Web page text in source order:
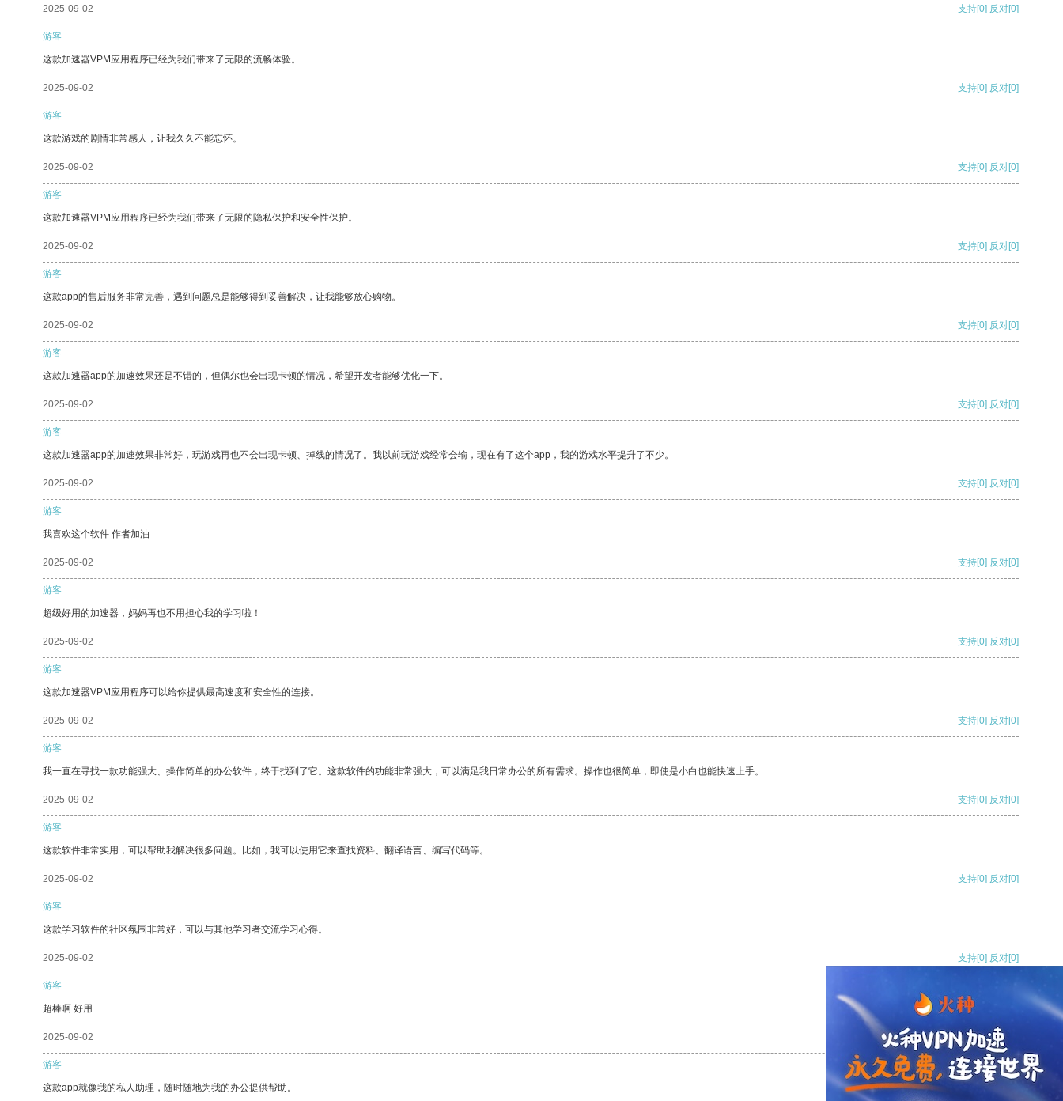
2025-09-02 支持[0] 反对[0]
游客
这款加速器VPM应用程序已经为我们带来了无限的流畅体验。
2025-09-02 支持[0] 反对[0]
游客
这款游戏的剧情非常感人，让我久久不能忘怀。
2025-09-02 支持[0] 反对[0]
游客
这款加速器VPM应用程序已经为我们带来了无限的隐私保护和安全性保护。
2025-09-02 支持[0] 反对[0]
游客
这款app的售后服务非常完善，遇到问题总是能够得到妥善解决，让我能够放心购物。
2025-09-02 支持[0] 反对[0]
游客
这款加速器app的加速效果还是不错的，但偶尔也会出现卡顿的情况，希望开发者能够优化一下。
2025-09-02 支持[0] 反对[0]
游客
这款加速器app的加速效果非常好，玩游戏再也不会出现卡顿、掉线的情况了。我以前玩游戏经常会输，现在有了这个app，我的游戏水平提升了不少。
2025-09-02 支持[0] 反对[0]
游客
我喜欢这个软件 作者加油
2025-09-02 支持[0] 反对[0]
游客
超级好用的加速器，妈妈再也不用担心我的学习啦！
2025-09-02 支持[0] 反对[0]
游客
这款加速器VPM应用程序可以给你提供最高速度和安全性的连接。
2025-09-02 支持[0] 反对[0]
游客
我一直在寻找一款功能强大、操作简单的办公软件，终于找到了它。这款软件的功能非常强大，可以满足我日常办公的所有需求。操作也很简单，即使是小白也能快速上手。
2025-09-02 支持[0] 反对[0]
游客
这款软件非常实用，可以帮助我解决很多问题。比如，我可以使用它来查找资料、翻译语言、编写代码等。
2025-09-02 支持[0] 反对[0]
游客
这款学习软件的社区氛围非常好，可以与其他学习者交流学习心得。
2025-09-02 支持[0] 反对[0]
游客
超棒啊 好用
2025-09-02 支持[0] 反对
游客
这款app就像我的私人助理，随时随地为我的办公提供帮助。